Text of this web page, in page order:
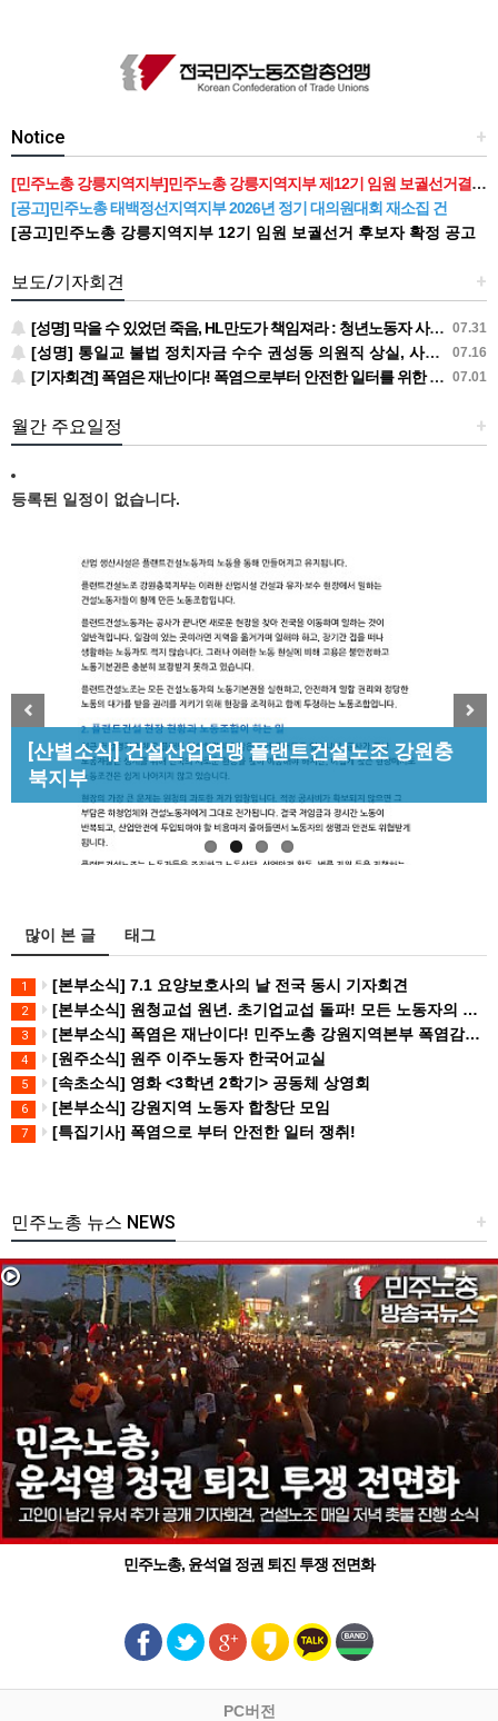
+
Notice
[민주노총 강릉지역지부]민주노총 강릉지역지부 제12기 임원 보궐선거결과 공고
[공고]민주노총 태백정선지역지부 2026년 정기 대의원대회 재소집 건
[공고]민주노총 강릉지역지부 12기 임원 보궐선거 후보자 확정 공고
+
보도/기자회견
07.31
[성명] 막을 수 있었던 죽음, HL만도가 책임져라 : 청년노동자 사망사고의 철저한 진상규명과 재발방지 대책 마련하라
07.16
[성명] 통일교 불법 정치자금 수수 권성동 의원직 상실, 사필귀정이다
07.01
[기자회견] 폭염은 재난이다! 폭염으로부터 안전한 일터를 위한 민주노총 강원지역본부 폭염감시단 선포 기자회견
+
월간 주요일정
등록된 일정이 없습니다.
[성명] 막을 수 있었던 죽음, HL만도가 책임져라 :
청년노동자 사망사고의 철저한 진상규…
[산별소식] 건설산업연맹 플랜트건설노조 강원충
북지부
[강릉,속초,원주,춘천] 폭염감시단 사업 이모저모
[조합원☆인터뷰] 서비스연맹 전국학교비정규직노
동조합 강원지부 김유미 춘천지회장
Previous
많이 본 글 태그
1 [본부소식] 7.1 요양보호사의 날 전국 동시 기자회견
2 [본부소식] 원청교섭 원년. 초기업교섭 돌파! 모든 노동자의 노동기본권 쟁취! 민주노총 7.15 총파업대회
3 [본부소식] 폭염은 재난이다! 민주노총 강원지역본부 폭염감시단 선포 기자회견
4 [원주소식] 원주 이주노동자 한국어교실
5 [속초소식] 영화 <3학년 2학기> 공동체 상영회
6 [본부소식] 강원지역 노동자 합창단 모임
7 [특집기사] 폭염으로 부터 안전한 일터 쟁취!
+
민주노총 뉴스 NEWS
민주노총, 윤석열 정권 퇴진 투쟁 전면화
PC버전